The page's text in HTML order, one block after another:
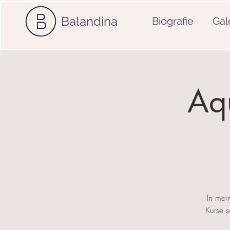
Balandina Biografie
In
Kurse